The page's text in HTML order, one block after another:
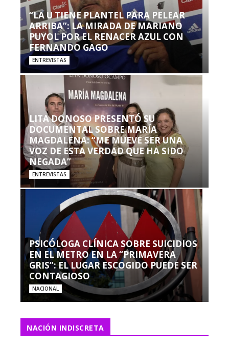
“LA U TIENE PLANTEL PARA PELEAR
ARRIBA”: LA MIRADA DE MARIANO
PUYOL POR EL RENACER AZUL CON
FERNANDO GAGO
ENTREVISTAS
LITA DONOSO PRESENTÓ SU
DOCUMENTAL SOBRE MARÍA
MAGDALENA: “ME MUEVE SER UNA
VOZ DE ESTA VERDAD QUE HA SIDO
NEGADA”
ENTREVISTAS
PSICÓLOGA CLÍNICA SOBRE SUICIDIOS
EN EL METRO EN LA “PRIMAVERA
GRIS”: EL LUGAR ESCOGIDO PUEDE SER
CONTAGIOSO
NACIONAL
NACIÓN INDISCRETA